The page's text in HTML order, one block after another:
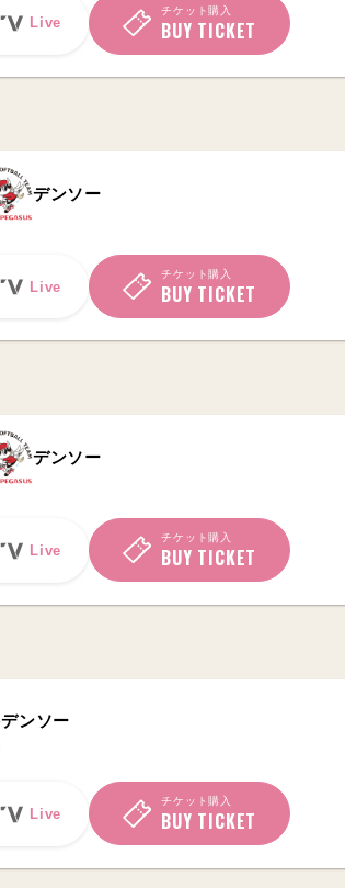
Live
チケット購入
BUY TICKET
デンソー
Live
チケット購入
BUY TICKET
デンソー
Live
チケット購入
BUY TICKET
デンソー
Live
チケット購入
BUY TICKET